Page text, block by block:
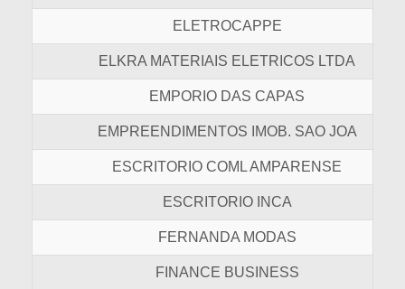
ELETROCAPPE
ELKRA MATERIAIS ELETRICOS LTDA
EMPORIO DAS CAPAS
EMPREENDIMENTOS IMOB. SAO JOA
ESCRITORIO COML AMPARENSE
ESCRITORIO INCA
FERNANDA MODAS
FINANCE BUSINESS